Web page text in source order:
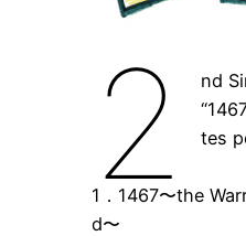
2
nd
tes
1．1467〜the
d〜